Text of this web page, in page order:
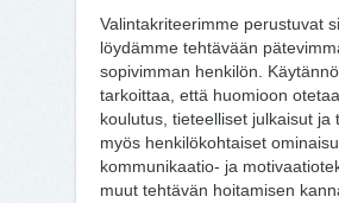
Valintakriteerimme perustuvat
löydämme tehtävään
sopivimman henkilön.
tarkoittaa, että huomioon
koulutus, tieteelliset julkaisut ja
myös henkilökohtaiset
kommunikaatio- ja
muut tehtävän hoitamisen